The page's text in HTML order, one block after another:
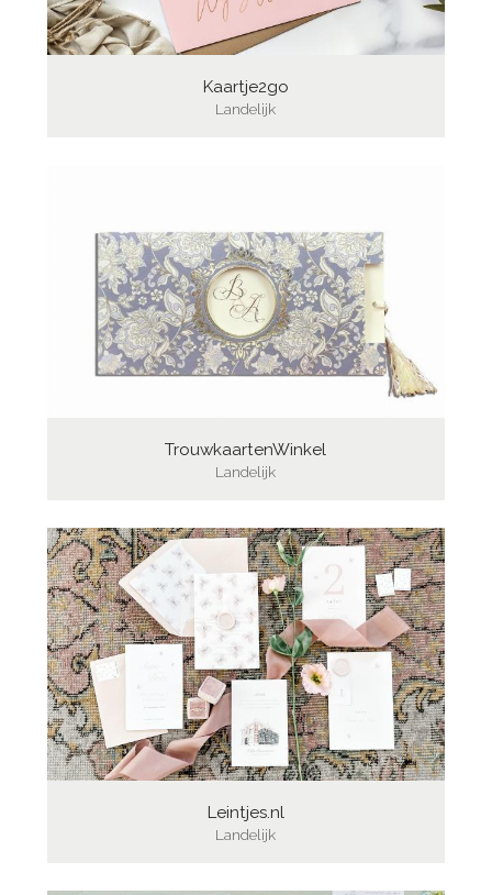
Kaartje2go
Landelijk
TrouwkaartenWinkel
Landelijk
Leintjes.nl
Landelijk